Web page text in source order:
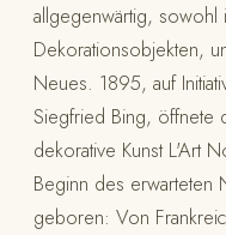
allgegenwärtig, sowohl
Dekorationsobjekten,
Neues. 1895, auf
Siegfried Bing, öffnete
dekorative Kunst L'Art
Beginn des erwarteten
geboren: Von